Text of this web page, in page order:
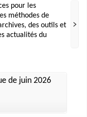
pour les
méthodes de
des outils et
actualités du
de juin 2026